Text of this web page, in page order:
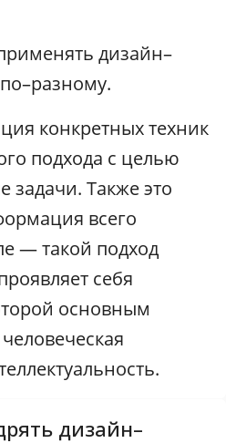
дизайн–
конкретных техник
подхода с целью
задачи. Также это
всего
— такой подход
себя
основным
дизайн–